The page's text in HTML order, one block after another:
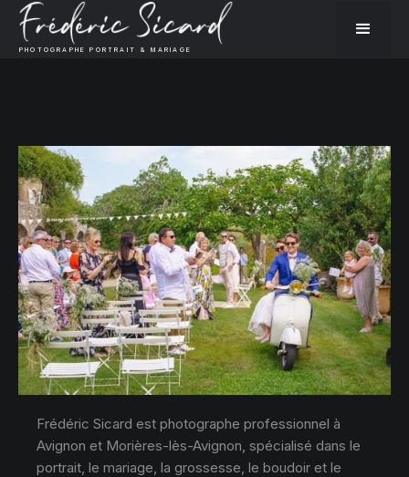
PHOTOGRAPHE PORTRAIT & MARIAGE
Frédéric Sicard est photographe professionnel à
Avignon et Morières-lès-Avignon, spécialisé dans le
portrait, le mariage, la grossesse, le boudoir et le